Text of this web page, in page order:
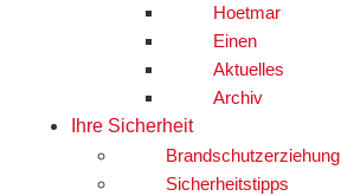
Hoetmar
Einen
Aktuelles
Archiv
Ihre Sicherheit
Brandschutzerziehung
Sicherheitstipps